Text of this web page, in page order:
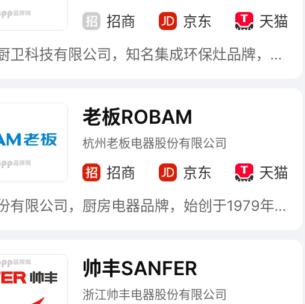
招商 京东
天猫
杭州奥普博朗尼厨卫科技有限公司，知名集成环保灶品牌，浙江省著名商标，浙江省名牌产品，高新技术企业，奥普集团下专业生产整体厨房电器产品的企业。
老板ROBAM
杭州老板电器股份有限公司
招商 京东
天猫
杭州老板电器股份有限公司，厨房电器品牌，始创于1979年，吸油烟机行业标准起草单位，提供厨房电器的整体解决方案，以吸油烟机占据市场的专业厨房电器生产商。
帅丰SANFER
浙江帅丰电器股份有限公司